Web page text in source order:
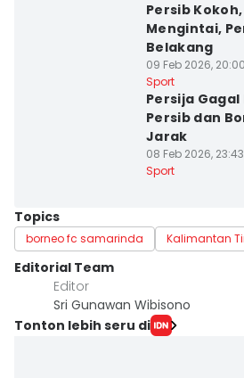
Persib
Mengintai,
Belakang
09 Feb 2026,
Sport
Persija
Persib dan
Jarak
08 Feb 2026,
Sport
Topics
borneo fc samarinda Kalimantan
Editorial Team
Editor
Sri Gunawan Wibisono
Tonton lebih seru di